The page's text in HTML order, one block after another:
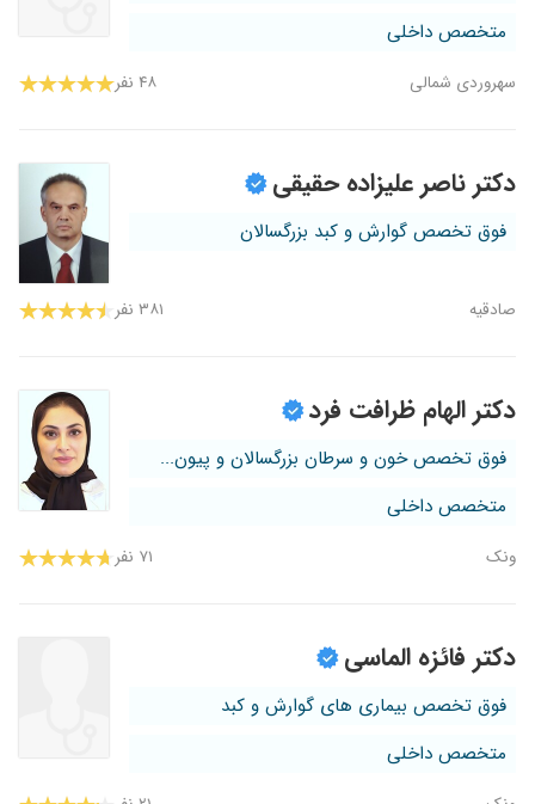
متخصص داخلی
سهروردی شمالی ۴۸ نفر
دکتر ناصر علیزاده حقیقی
فوق تخصص گوارش و کبد بزرگسالان
صادقیه ۳۸۱ نفر
دکتر الهام ظرافت فرد
فوق تخصص خون و سرطان بزرگسالان و پیون...
متخصص داخلی
ونک ۷۱ نفر
دکتر فائزه الماسی
فوق تخصص بیماری های گوارش و کبد
متخصص داخلی